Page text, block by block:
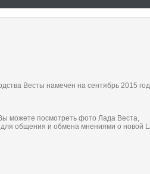
Весты намечен на сентябрь 2015
можете посмотреть фото Лада Веста,
для общения и обмена мнениями о новой